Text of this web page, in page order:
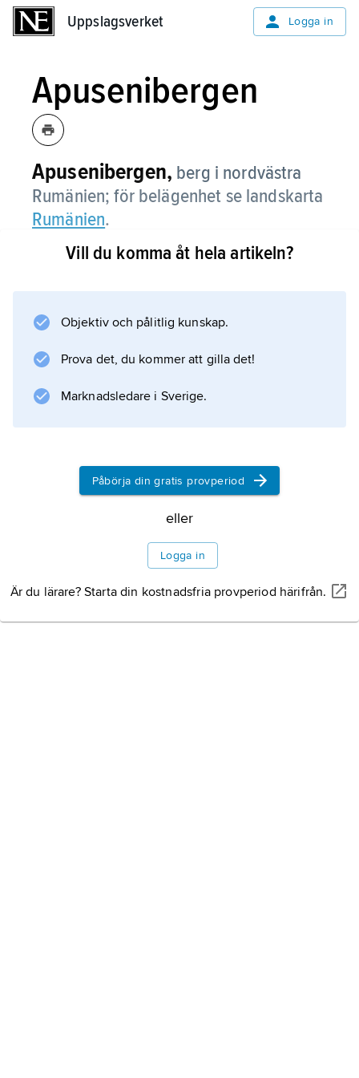
Uppslagsverket Logga in
Apusenibergen
Apusenibergen, berg i nordvästra
Rumänien; för belägenhet se landskarta
Rumänien.
Information om artikeln
Vill du komma åt hela artikeln?
Objektiv och pålitlig kunskap.
Prova det, du kommer att gilla det!
Marknadsledare i Sverige.
Påbörja din gratis provperiod
eller
Logga in
Är du lärare? Starta din kostnadsfria provperiod härifrån.